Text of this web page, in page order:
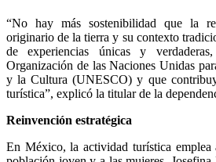
“No hay más sostenibilidad que la
originario de la tierra y su contexto
de experiencias únicas y
Organización de las Naciones Unidas
y la Cultura (UNESCO) y que
turística”, explicó la titular de la
Reinvención estratégica
En México, la actividad turística